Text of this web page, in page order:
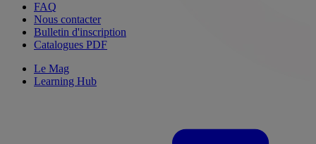
FAQ
Nous contacter
Bulletin d'inscription
Catalogues PDF
Le Mag
Learning Hub